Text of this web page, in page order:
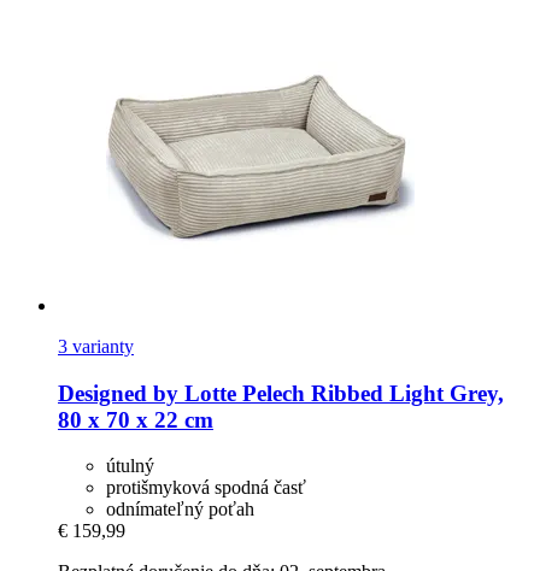
3 varianty
Designed by Lotte Pelech Ribbed Light Grey,
80 x 70 x 22 cm
útulný
protišmyková spodná časť
odnímateľný poťah
€ 159,99